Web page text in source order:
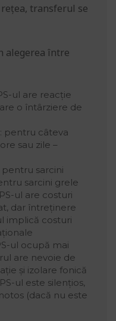
transferul se
alegerea între
ul are reacție
o întârziere de
: pentru câteva
sau zile –
pentru sarcini
sarcini grele
ul are costuri
dar întreținere
implică costuri
ul ocupă mai
are nevoie de
și izolare fonică
ul este silențios,
(dacă nu este